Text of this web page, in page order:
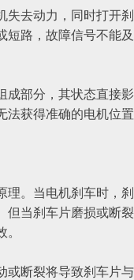
失去动力，同时打开
路，故障信号不能
部分，其状态直接影
获得准确的电机位
。当电机刹车时，
但当刹车片磨损或断
断裂将导致刹车片